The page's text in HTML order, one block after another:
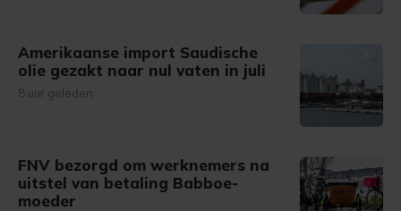
Amerikaanse import Saudische
olie gezakt naar nul vaten in juli
8 uur geleden
FNV bezorgd om werknemers na
uitstel van betaling Babboe-
moeder